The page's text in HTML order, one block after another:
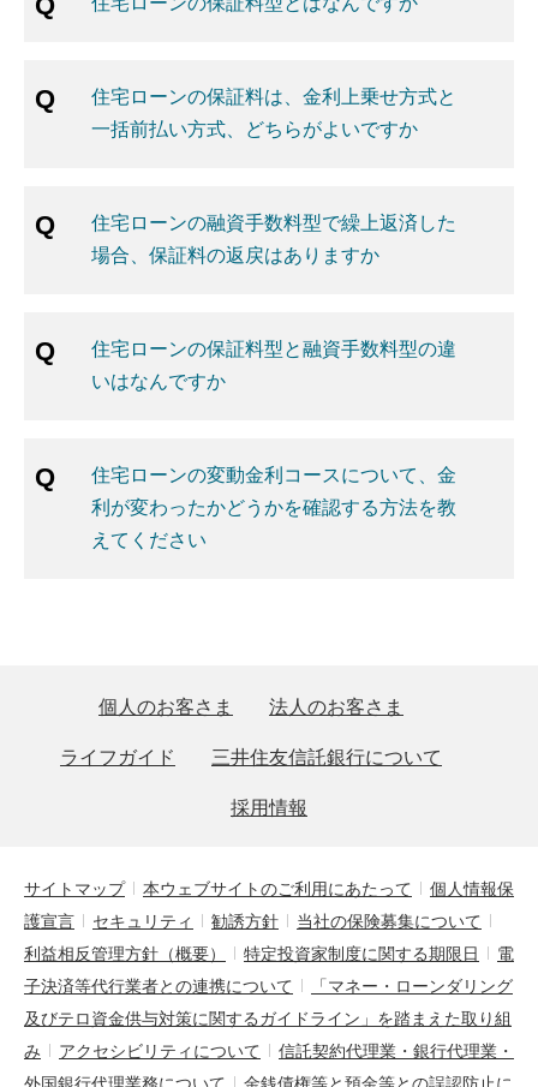
住宅ローンの保証料は、金利上乗せ方式と
一括前払い方式、どちらがよいですか
住宅ローンの融資手数料型で繰上返済した
場合、保証料の返戻はありますか
住宅ローンの保証料型と融資手数料型の違
いはなんですか
住宅ローンの変動金利コースについて、金
利が変わったかどうかを確認する方法を教
えてください
個人のお客さま
法人のお客さま
ライフガイド
三井住友信託銀行について
採用情報
サイトマップ 本ウェブサイトのご利用にあたって
個人情報保
護宣言
セキュリティ 勧誘方針
当社の保険募集について
利益相反管理方針（概要）
特定投資家制度に関する期限日
電
子決済等代行業者との連携について
「マネー・ローンダリング
及びテロ資金供与対策に関するガイドライン」を踏まえた取り組
み
アクセシビリティについて
信託契約代理業・銀行代理業・
外国銀行代理業務について
金銭債権等と預金等との誤認防止に